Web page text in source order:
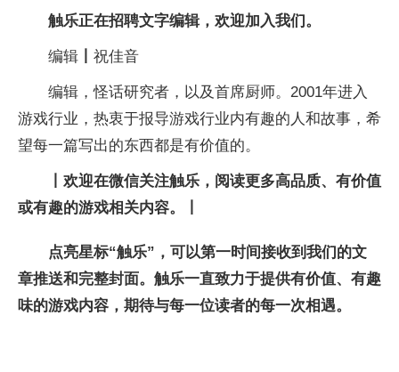
触乐正在招聘文字编辑，欢迎加入我们。
编辑 祝佳音
编辑，怪话研究者，以及首席厨师。2001年进入
游戏行业，热衷于报导游戏行业内有趣的人和故事，希
望每一篇写出的东西都是有价值的。
欢迎在微信关注触乐，阅读更多高品质、有价值
或有趣的游戏相关内容。
点亮星标“触乐”，可以第一时间接收到我们的文
章推送和完整封面。触乐一直致力于提供有价值、有趣
味的游戏内容，期待与每一位读者的每一次相遇。